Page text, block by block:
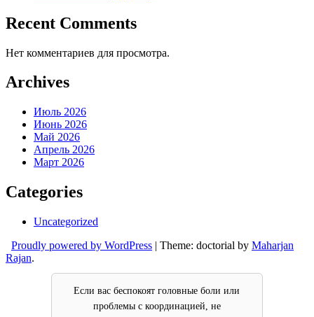
Recent Comments
Нет комментариев для просмотра.
Archives
Июль 2026
Июнь 2026
Май 2026
Апрель 2026
Март 2026
Categories
Uncategorized
Proudly powered by WordPress | Theme: doctorial by Maharjan
Rajan.
Если вас беспокоят головные боли или
проблемы с координацией, не